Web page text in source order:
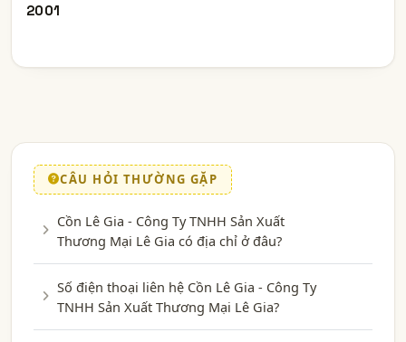
2001
CÂU HỎI THƯỜNG GẶP
Cồn Lê Gia - Công Ty TNHH Sản Xuất
Thương Mại Lê Gia có địa chỉ ở đâu?
Số điện thoại liên hệ Cồn Lê Gia - Công Ty
TNHH Sản Xuất Thương Mại Lê Gia?